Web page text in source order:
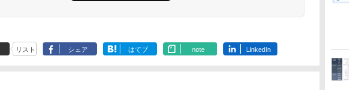
リスト シェア はてブ note LinkedIn